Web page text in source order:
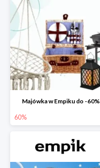
Majówka w Empiku do -60%
60%